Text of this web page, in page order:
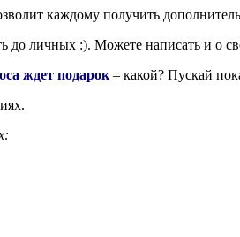
каждому получить
личных :). Можете написать и о
ждет подарок – какой? Пускай